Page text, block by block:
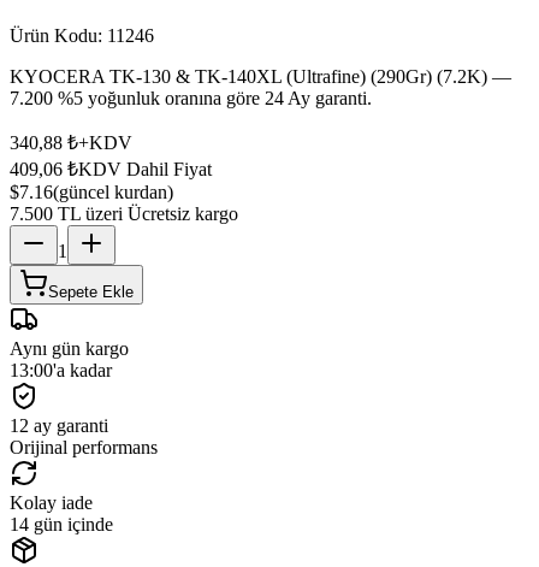
Ürün Kodu: 11246
KYOCERA TK-130 & TK-140XL (Ultrafine) (290Gr) (7.2K) —
7.200 %5 yoğunluk oranına göre 24 Ay garanti.
340,88 ₺+KDV
409,06 ₺KDV Dahil Fiyat
$7.16(güncel kurdan)
7.500 TL üzeri Ücretsiz kargo
1
Sepete Ekle
Aynı gün kargo
13:00'a kadar
12 ay garanti
Orijinal performans
Kolay iade
14 gün içinde